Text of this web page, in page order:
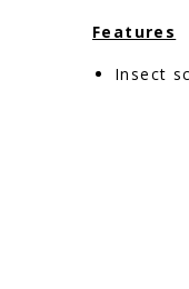
Features
Insect